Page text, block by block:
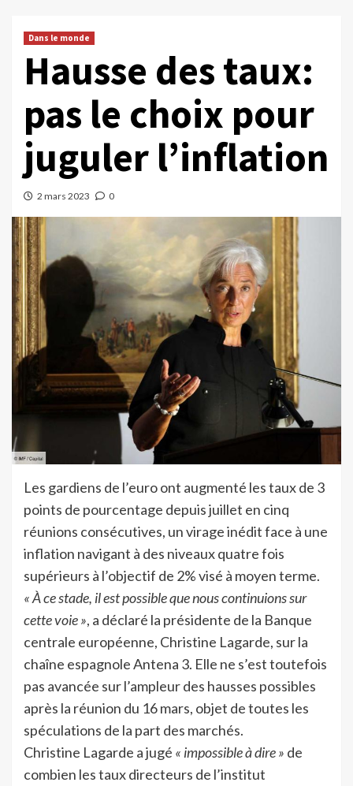
Dans le monde
Hausse des taux:
pas le choix pour
juguler l’inflation
2 mars 2023 0
Les gardiens de l’euro ont augmenté les taux de 3
points de pourcentage depuis juillet en cinq
réunions consécutives, un virage inédit face à une
inflation navigant à des niveaux quatre fois
supérieurs à l’objectif de 2% visé à moyen terme.
« À ce stade, il est possible que nous continuions sur
cette voie », a déclaré la présidente de la Banque
centrale européenne, Christine Lagarde, sur la
chaîne espagnole Antena 3. Elle ne s’est toutefois
pas avancée sur l’ampleur des hausses possibles
après la réunion du 16 mars, objet de toutes les
spéculations de la part des marchés.
Christine Lagarde a jugé « impossible à dire » de
combien les taux directeurs de l’institut